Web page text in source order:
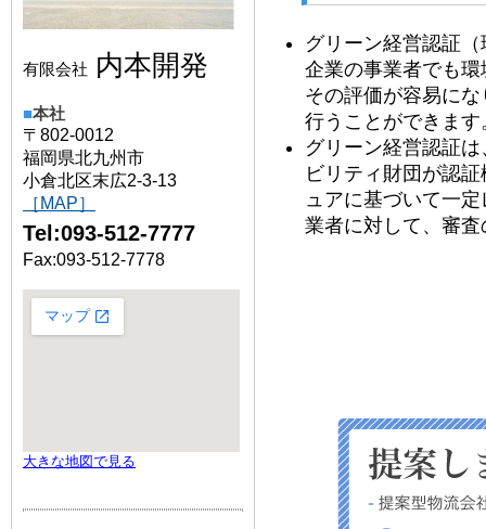
有限会社 内本開発
■本社
〒802-0012
福岡県北九州市
小倉北区末広2-3-13
［MAP］
Tel:093-512-7777
Fax:093-512-7778
大きな地図で見る
グリーン経営認証
企業の事業者でも
その評価が容易に
行うことができます
グリーン経営認証
ビリティ財団が認
ュアに基づいて一
業者に対して、審